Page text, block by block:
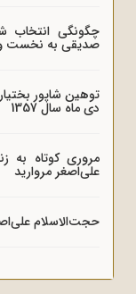
چگونگی انتخاب
صدیقی به نخست
توهین شاپور
دی ماه سال 1357
مروری کوتاه به
علی‌اصغر مروارید
حجت‌الاسلام علی‌اصغر